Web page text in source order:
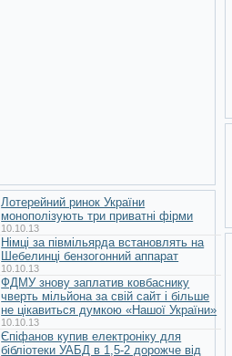
Лотерейний ринок України
монополізують три приватні фірми
10.10.13
Німці за півмільярда встановлять на
Шебелинці бензогонний аппарат
10.10.13
ФДМУ знову заплатив ковбаснику
чверть мільйона за свій сайт і більше
не цікавиться думкою «Нашої України»
10.10.13
Єпіфанов купив електроніку для
бібліотеки УАБД в 1,5-2 дорожче від